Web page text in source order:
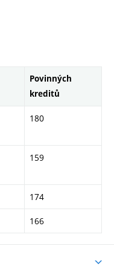
Povinných
kreditů
180
159
174
166